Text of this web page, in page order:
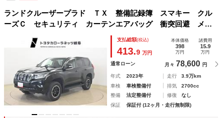
ランドクルーザープラド ＴＸ 整備記録簿 スマキー クル
ーズＣ セキュリティ カーテンエアバッグ 衝突回避 メモ
リーナビゲーション ＰＷ リヤカメラ ＡＷ ＥＴＣ装備
ＡＢＳ 切替４ＷＤ ＬＥＤランプ ＴＶナビ ＤＶＤ再生
支払総額(税込)
413.9 万円
本体価格
398
万円
諸費用
15.9
万円
通常ローン 月々 78,600 円
年式 2023年 走行
3.9万km
車検
車検整備付 排気
2700cc
整備
法定整備付 修復
なし
保証
保証付 (12ヶ月・走行無制限)